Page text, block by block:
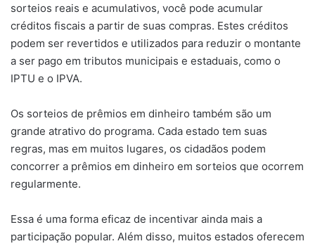
sorteios reais e acumulativos, você pode acumular
créditos fiscais a partir de suas compras. Estes créditos
podem ser revertidos e utilizados para reduzir o montante
a ser pago em tributos municipais e estaduais, como o
IPTU e o IPVA.
Os sorteios de prêmios em dinheiro também são um
grande atrativo do programa. Cada estado tem suas
regras, mas em muitos lugares, os cidadãos podem
concorrer a prêmios em dinheiro em sorteios que ocorrem
regularmente.
Essa é uma forma eficaz de incentivar ainda mais a
participação popular. Além disso, muitos estados oferecem